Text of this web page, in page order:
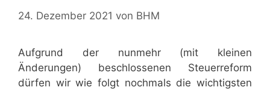
24. Dezember 2021 von BHM
Aufgrund der nunmehr (mit kleinen
Änderungen) beschlossenen Steuerreform
dürfen wir wie folgt nochmals die wichtigsten